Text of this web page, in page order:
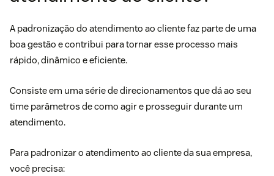
A padronização do atendimento ao cliente faz parte de uma
boa gestão e contribui para tornar esse processo mais
rápido, dinâmico e eficiente.
Consiste em uma série de direcionamentos que dá ao seu
time parâmetros de como agir e prosseguir durante um
atendimento.
Para padronizar o atendimento ao cliente da sua empresa,
você precisa: